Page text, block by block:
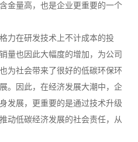
金量高，也是企业更重要的一个
在研发技术上不计成本的投
量也因此大幅度的增加，为公司
为社会带来了很好的低碳环保环
。因此，在经济发展大潮中，企
发展，更重要的是通过技术升级
动低碳经济发展的社会责任，从